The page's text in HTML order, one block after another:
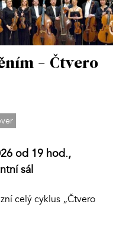
- Čtvero
od 19 hod.,
sál
celý cyklus „Čtvero